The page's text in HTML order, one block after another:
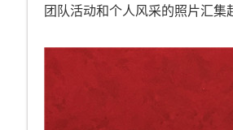
团队活动和个人风采的照片汇集